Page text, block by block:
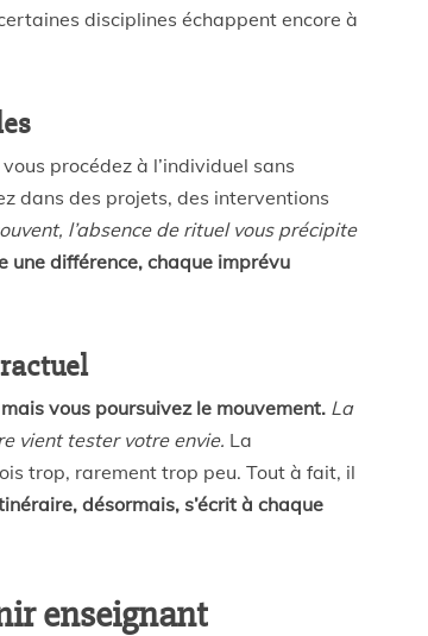
disciplines échappent encore à
procédez à l’individuel sans
dans des projets, des interventions
l’absence de rituel vous précipite
une différence, chaque imprévu
vous poursuivez le mouvement. La
vient tester votre envie. La
trop, rarement trop peu. Tout à fait, il
désormais, s’écrit à chaque
enseignant